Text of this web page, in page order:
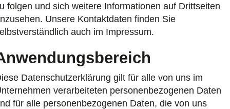
folgen und sich weitere Informationen auf Drittseiten
Unsere Kontaktdaten finden Sie
auch im Impressum.
Datenschutzerklärung gilt für alle von uns im
verarbeiteten personenbezogenen Daten
für alle personenbezogenen Daten, die von uns